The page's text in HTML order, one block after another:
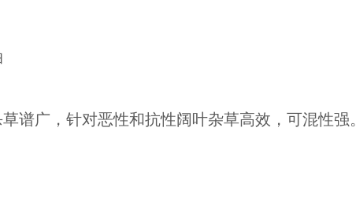
谱广，针对恶性和抗性阔叶杂草高效，可混性强。